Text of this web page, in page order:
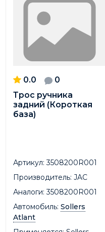
0.0
0
Трос ручника
задний (Короткая
база)
Артикул: 3508200R001
Производитель: JAC
Аналоги: 3508200R001
Автомобиль: Sollers
Atlant